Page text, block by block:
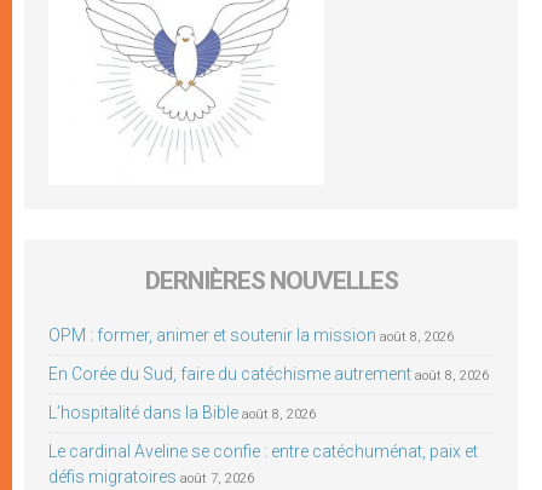
DERNIÈRES NOUVELLES
OPM : former, animer et soutenir la mission août 8, 2026
En Corée du Sud, faire du catéchisme autrement août 8, 2026
L’hospitalité dans la Bible août 8, 2026
Le cardinal Aveline se confie : entre catéchuménat, paix et
défis migratoires août 7, 2026